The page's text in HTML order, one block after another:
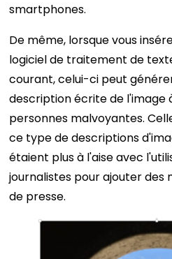
smartphones.
De même, lorsque vous
logiciel de traitement de
courant, celui-ci peut
description écrite de l'image
personnes malvoyantes.
ce type de descriptions
étaient plus à l'aise avec
journalistes pour ajouter
de presse.